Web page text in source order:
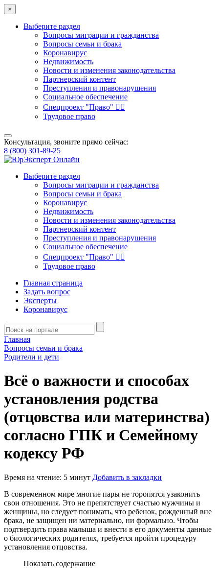
×
Выберите раздел
Вопросы миграции и гражданства
Вопросы семьи и брака
Коронавирус
Недвижимость
Новости и изменения законодательства
Партнерский контент
Преступления и правонарушения
Социальное обеспечение
Спецпроект "Право" 👮‍♂️
Трудовое право
Консультация, звоните прямо сейчас:
8 (800) 301-89-25
Выберите раздел
Вопросы миграции и гражданства
Вопросы семьи и брака
Коронавирус
Недвижимость
Новости и изменения законодательства
Партнерский контент
Преступления и правонарушения
Социальное обеспечение
Спецпроект "Право" 👮‍♂️
Трудовое право
Главная страница
Задать вопрос
Эксперты
Коронавирус
Главная
Вопросы семьи и брака
Родители и дети
Всё о важности и способах
установления родства
(отцовства или материнства)
согласно ГПК и Семейному
кодексу РФ
Время на чтение: 5 минут Добавить в закладки
В современном мире многие пары не торопятся узаконить
свои отношения. Это не препятствует счастью мужчины и
женщины, но следует понимать, что ребенок, рожденный вне
брака, не защищен ни материально, ни формально. Чтобы
подтвердить права малыша и внести в его документы данные
о биологических родителях, требуется пройти процедуру
установления отцовства.
Показать содержание